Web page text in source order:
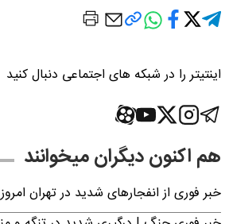
اینتیتر را در شبکه های اجتماعی دنبال کنید
هم اکنون دیگران میخوانند
خبر فوری از انفجارهای شدید در تهران امروز پنجشنبه